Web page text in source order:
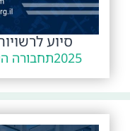
סיוע
2025תחבורה